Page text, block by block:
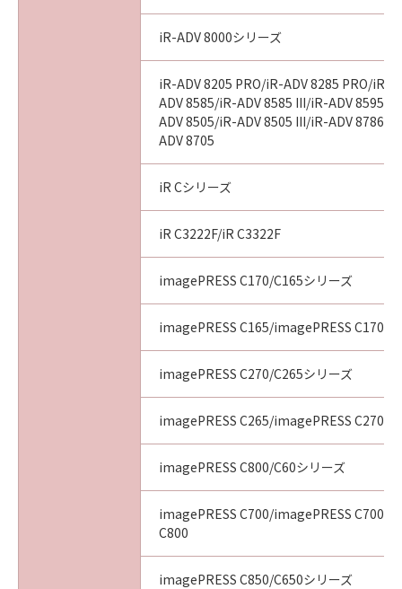
iR-ADV 8000シリーズ
iR-ADV 8205 PRO/iR-ADV 8285 PRO/iR-
ADV 8585/iR-ADV 8585 III/iR-ADV 8595/
ADV 8505/iR-ADV 8505 III/iR-ADV 8786/
ADV 8705
iR Cシリーズ
iR C3222F/iR C3322F
imagePRESS C170/C165シリーズ
imagePRESS C165/imagePRESS C170
imagePRESS C270/C265シリーズ
imagePRESS C265/imagePRESS C270
imagePRESS C800/C60シリーズ
imagePRESS C700/imagePRESS C700L/
C800
imagePRESS C850/C650シリーズ